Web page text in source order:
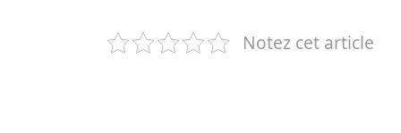
Notez cet article